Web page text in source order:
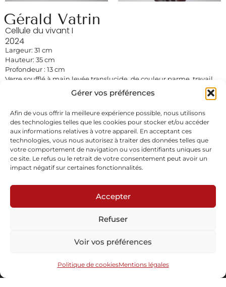
Gérer vos préférences
Afin de vous offrir la meilleure expérience possible, nous utilisons
des technologies telles que les cookies pour stocker et/ou accéder
aux informations relatives à votre appareil. En acceptant ces
technologies, vous nous autorisez à traiter des données telles que
votre comportement de navigation ou vos identifiants uniques sur
ce site. Le refus ou le retrait de votre consentement peut avoir un
impact négatif sur certaines fonctionnalités.
Accepter
Refuser
Voir vos préférences
Politique de cookiesMentions légales
Gérald Vatrin
Cellule du vivant I
2024
Largeur: 31 cm
Hauteur: 35 cm
Profondeur : 13 cm
Verre soufflé à main levée translucide, de couleur parme, travail
de fond en poudre de couleur ocre, intercalaire de murines
colorées, sablées, socle laiton poli satiné.
En stock
Demande d'informations Télécharger la fiche